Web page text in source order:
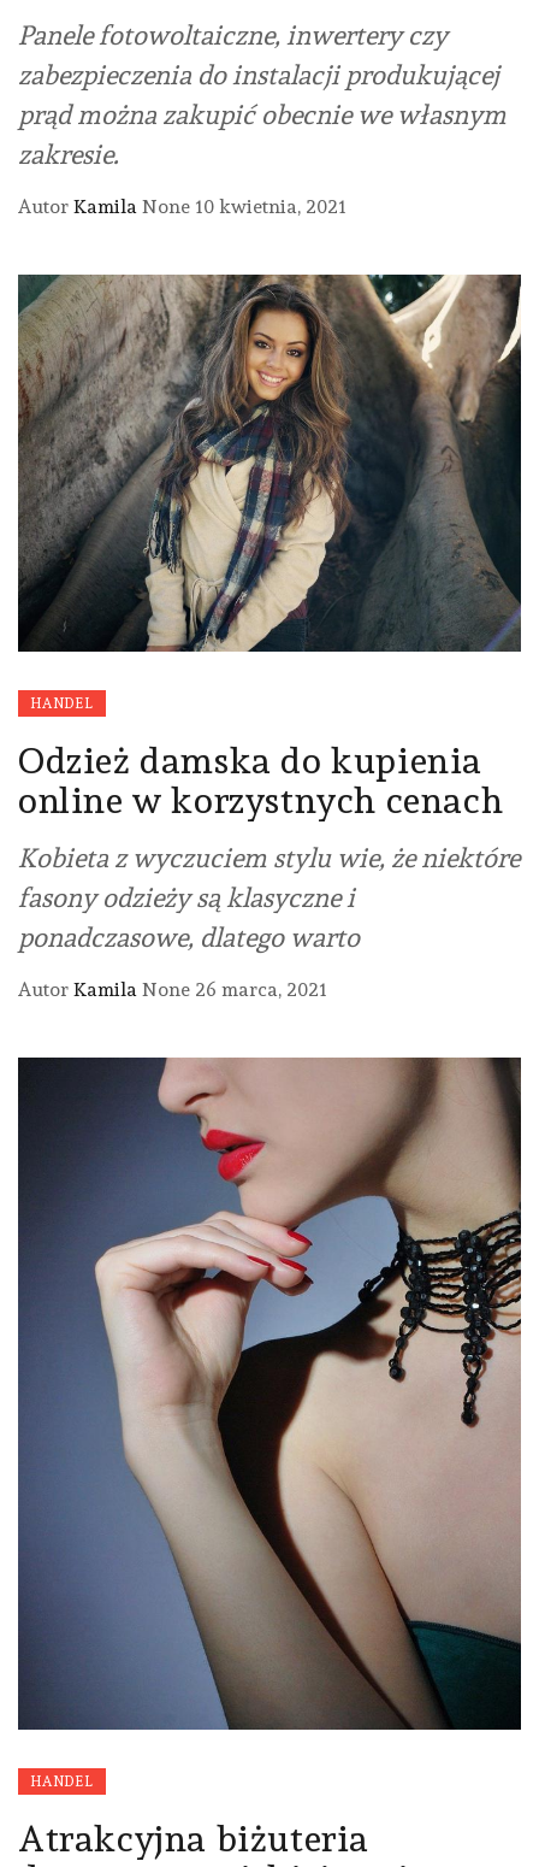
Panele fotowoltaiczne, inwertery czy
zabezpieczenia do instalacji produkującej
prąd można zakupić obecnie we własnym
zakresie.
Autor Kamila None 10 kwietnia, 2021
HANDEL
Odzież damska do kupienia
online w korzystnych cenach
Kobieta z wyczuciem stylu wie, że niektóre
fasony odzieży są klasyczne i
ponadczasowe, dlatego warto
Autor Kamila None 26 marca, 2021
HANDEL
Atrakcyjna biżuteria